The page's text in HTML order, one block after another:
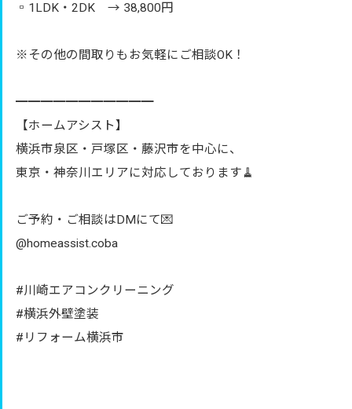
▫️1LDK・2DK → 38,800円
※その他の間取りもお気軽にご相談OK！
━━━━━━━━━━━
【ホームアシスト】
横浜市泉区・戸塚区・藤沢市を中心に、
東京・神奈川エリアに対応しております🧹
ご予約・ご相談はDMにて💌
@homeassist.coba
#川崎エアコンクリーニング
#横浜外壁塗装
#リフォーム横浜市